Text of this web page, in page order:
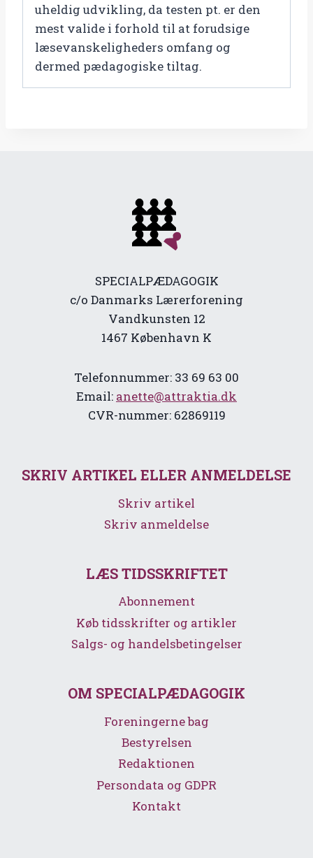
uheldig udvikling, da testen pt. er den
mest valide i forhold til at forudsige
læsevanskeligheders omfang og
dermed pædagogiske tiltag.
SPECIALPÆDAGOGIK
c/o Danmarks Lærerforening
Vandkunsten 12
1467 København K
Telefonnummer: 33 69 63 00
Email: anette@attraktia.dk
CVR-nummer: 62869119
SKRIV ARTIKEL ELLER ANMELDELSE
Skriv artikel
Skriv anmeldelse
LÆS TIDSSKRIFTET
Abonnement
Køb tidsskrifter og artikler
Salgs- og handelsbetingelser
OM SPECIALPÆDAGOGIK
Foreningerne bag
Bestyrelsen
Redaktionen
Persondata og GDPR
Kontakt